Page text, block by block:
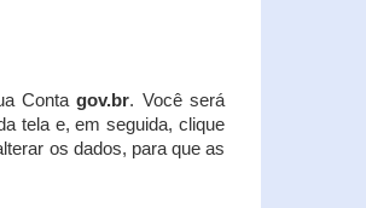
Contagov.br. Você será
tela e, em seguida, clique
os dados, para que as